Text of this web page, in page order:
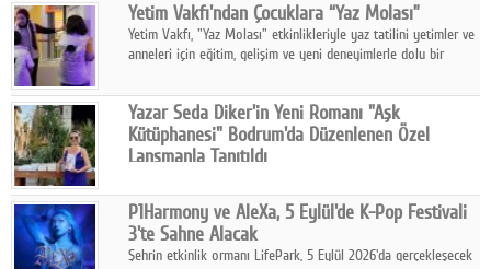
Facebook
Diziler
Karikatür
Youtube
Polemik
Reklam
Yetim Vakfı'ndan Çocuklara “Yaz Molası”
Yetim Vakfı, "Yaz Molası" etkinlikleriyle yaz tatilini yetimler ve
anneleri için eğitim, gelişim ve yeni deneyimlerle dolu bir
Yazar Seda Diker'in Yeni Romanı "Aşk
Kütüphanesi" Bodrum'da Düzenlenen Özel
Lansmanla Tanıtıldı
Diker'in 13. kitabı “Aşk Kütüphanesi” 6 Ağustos'ta Casa dell'Arte
Bodrum'da düzenlenen özel lansmanla okurlarıyla buluştu.
P1Harmony ve AleXa, 5 Eylül'de K-Pop Festivali
3'te Sahne Alacak
Şehrin etkinlik ormanı LifePark, 5 Eylül 2026'da gerçekleşecek